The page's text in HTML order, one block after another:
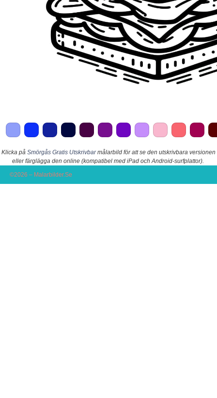
Klicka på Smörgås Gratis Utskrivbarmålarbild för att se den utskrivbara versionen
eller färglägga den online (kompatibel med iPad och Android-surfplattor).
©2026 – Malarbilder.Se